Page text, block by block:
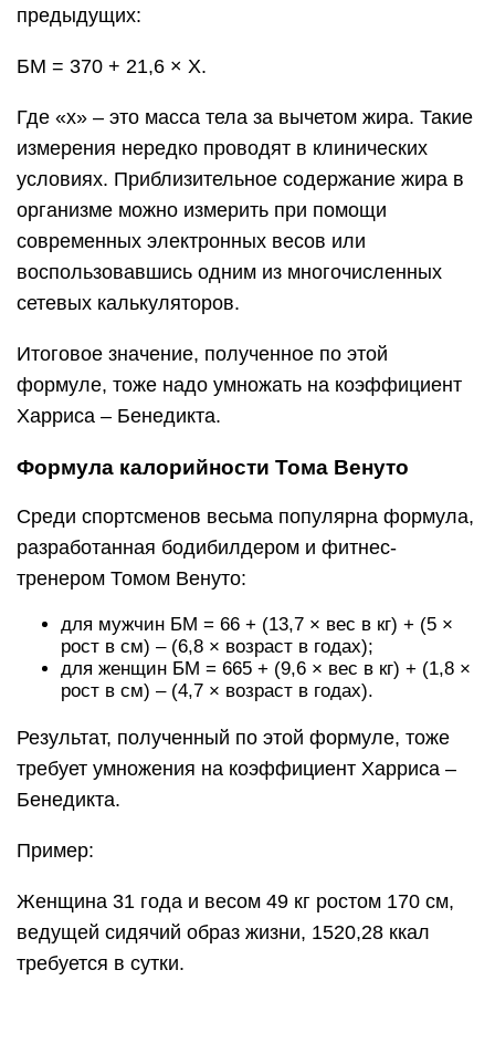
предыдущих:
БМ = 370 + 21,6 × X.
Где «х» – это масса тела за вычетом жира. Такие
измерения нередко проводят в клинических
условиях. Приблизительное содержание жира в
организме можно измерить при помощи
современных электронных весов или
воспользовавшись одним из многочисленных
сетевых калькуляторов.
Итоговое значение, полученное по этой
формуле, тоже надо умножать на коэффициент
Харриса – Бенедикта.
Формула калорийности Тома Венуто
Среди спортсменов весьма популярна формула,
разработанная бодибилдером и фитнес-
тренером Томом Венуто:
для мужчин БМ = 66 + (13,7 × вес в кг) + (5 ×
рост в см) – (6,8 × возраст в годах);
для женщин БМ = 665 + (9,6 × вес в кг) + (1,8 ×
рост в см) – (4,7 × возраст в годах).
Результат, полученный по этой формуле, тоже
требует умножения на коэффициент Харриса –
Бенедикта.
Пример:
Женщина 31 года и весом 49 кг ростом 170 см,
ведущей сидячий образ жизни, 1520,28 ккал
требуется в сутки.